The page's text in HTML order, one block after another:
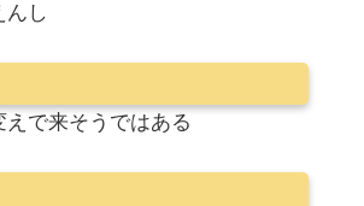
んし
で来そうではある